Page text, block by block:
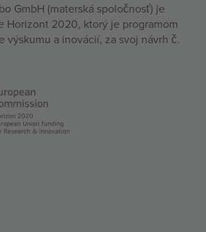
GmbH (materská spoločnosť) je
Horizont 2020, ktorý je programom
výskumu a inovácií, za svoj návrh č.